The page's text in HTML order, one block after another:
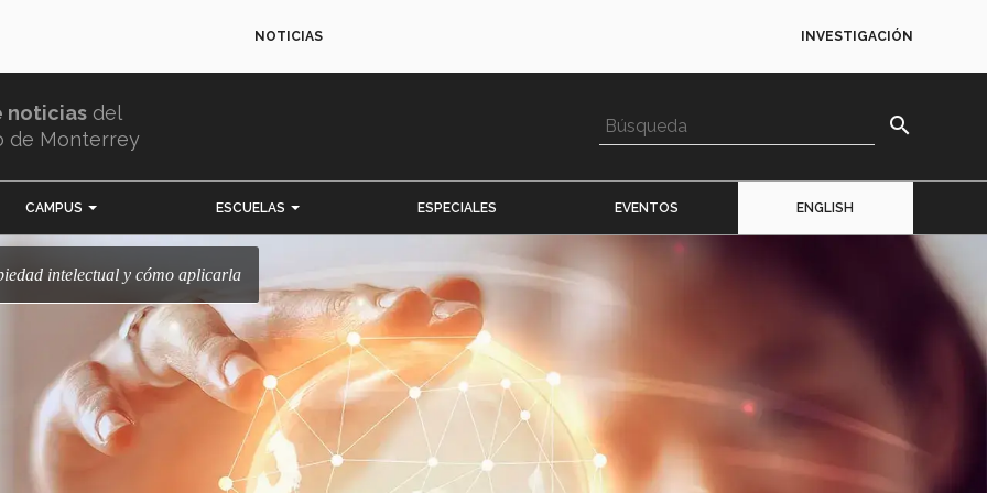
NOTICIAS INVESTIGACIÓN
noticias del
de Monterrey
search
CAMPUS ESCUELAS ESPECIALES EVENTOS ENGLISH
intelectual y cómo aplicarla